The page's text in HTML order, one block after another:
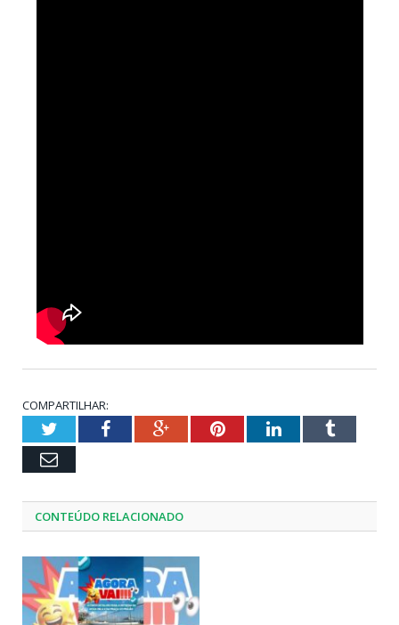
COMPARTILHAR:
TwitterFacebookGoogle+PinterestLinkedInTumblr
Email
CONTEÚDO RELACIONADO